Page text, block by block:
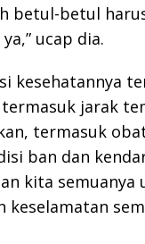
betul-betul
ucap dia.
kesehatannya
termasuk jarak
termasuk
ban dan
kita semuanya
keselamatan